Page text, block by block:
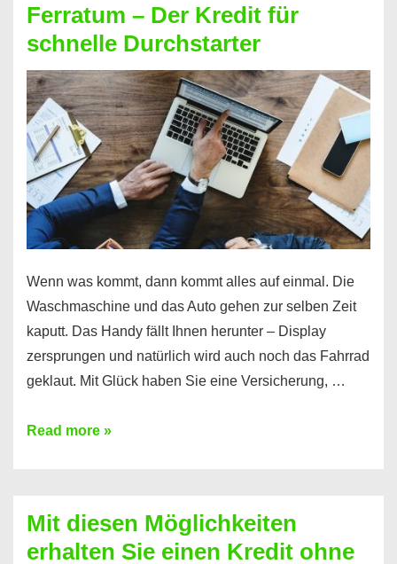
Kredit:
Schnell
und
transparent
Ferratum – Der Kredit für
schnelle Durchstarter
Wenn was kommt, dann kommt alles auf einmal. Die
Waschmaschine und das Auto gehen zur selben Zeit
kaputt. Das Handy fällt Ihnen herunter – Display
zersprungen und natürlich wird auch noch das Fahrrad
geklaut. Mit Glück haben Sie eine Versicherung, …
Ferratum
für
schnelle
Read more »
Mit diesen Möglichkeiten
erhalten Sie einen Kredit ohne